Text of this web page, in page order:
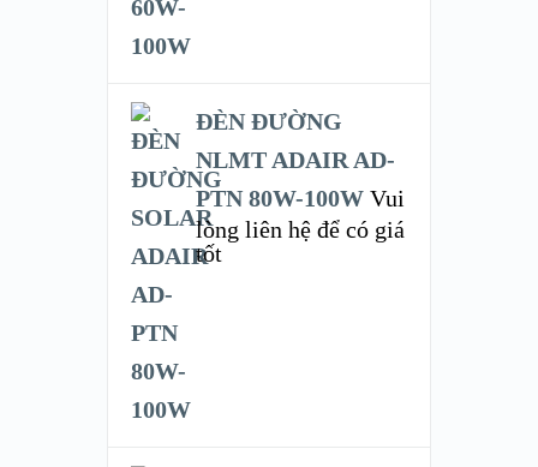
ĐÈN ĐƯỜNG
NLMT ADAIR AD-
PTN 80W-100W Vui
lòng liên hệ để có giá
tốt